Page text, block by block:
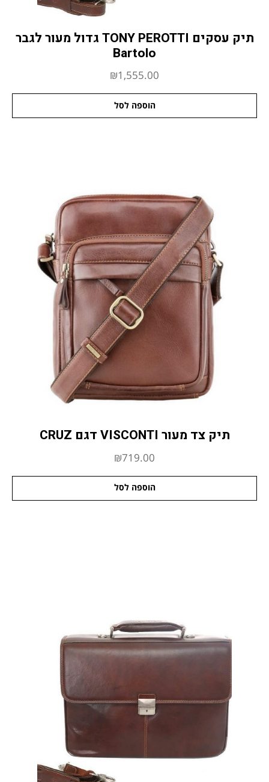
תיק עסקים TONY PEROTTI גדול מעור לגבר
Bartolo
₪1,555.00
הוספה לסל
תיק צד מעור VISCONTI דגם CRUZ
₪719.00
הוספה לסל